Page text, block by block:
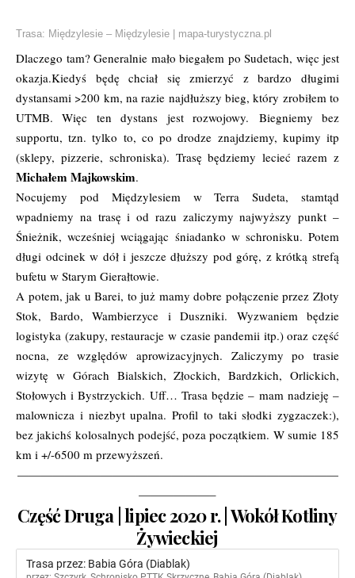
Trasa: Międzylesie – Międzylesie | mapa-turystyczna.pl
Dlaczego tam? Generalnie mało biegałem po Sudetach, więc jest
okazja.Kiedyś będę chciał się zmierzyć z bardzo długimi
dystansami >200 km, na razie najdłuższy bieg, który zrobiłem to
UTMB. Więc ten dystans jest rozwojowy. Biegniemy bez
supportu, tzn. tylko to, co po drodze znajdziemy, kupimy itp
(sklepy, pizzerie, schroniska). Trasę będziemy lecieć razem z
Michałem Majkowskim.
Nocujemy pod Międzylesiem w Terra Sudeta, stamtąd
wpadniemy na trasę i od razu zaliczymy najwyższy punkt –
Śnieżnik, wcześniej wciągając śniadanko w schronisku. Potem
długi odcinek w dół i jeszcze dłuższy pod górę, z krótką strefą
bufetu w Starym Gierałtowie.
A potem, jak u Barei, to już mamy dobre połączenie przez Złoty
Stok, Bardo, Wambierzyce i Duszniki. Wyzwaniem będzie
logistyka (zakupy, restauracje w czasie pandemii itp.) oraz część
nocna, ze względów aprowizacyjnych. Zaliczymy po trasie
wizytę w Górach Bialskich, Złockich, Bardzkich, Orlickich,
Stołowych i Bystrzyckich. Uff… Trasa będzie – mam nadzieję –
malownicza i niezbyt upalna. Profil to taki słodki zygzaczek:),
bez jakichś kolosalnych podejść, poza początkiem. W sumie 185
km i +/-6500 m przewyższeń.
———————————————————————————
——————–
Część Druga | lipiec 2020 r. | Wokół Kotliny
Żywieckiej